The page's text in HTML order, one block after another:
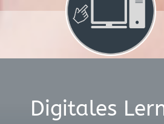
Digitales